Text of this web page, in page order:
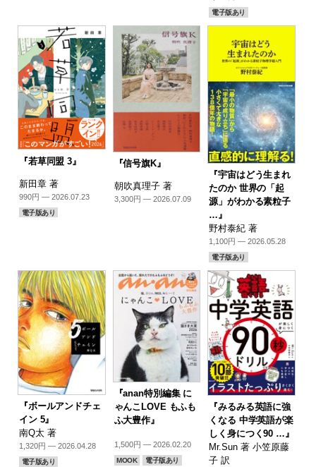
電子版あり
『若草同盟 3』
新田章 著
990円 — 2026.07.23
電子版あり
『信号旗K』
朝吹真理子 著
3,300円 — 2026.07.09
『宇宙はどう生まれ
たのか 世界の「起
源」がわかる素粒子
…』
野村泰紀 著
1,100円 — 2026.05.28
電子版あり
『ボールアンドチェ
イン 5』
南Q太 著
1,320円 — 2026.04.28
電子版あり
『anan特別編集 に
ゃんこLOVE もふも
ふ大豊作』
1,500円 — 2026.02.20
MOOK 電子版あり
『みるみる英語に強
くなる 中学英語が楽
しく身につく90 …』
Mr.Sun 著 小笠原藤
子 訳